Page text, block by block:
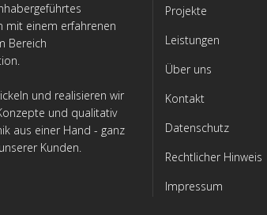
mit einem erfahrenen
Bereich
und realisieren wir
und qualitativ
aus einer Hand - ganz
Kunden.
Projekte
Leistungen
Über uns
Kontakt
Datenschutz
Rechtlicher Hinweis
Impressum